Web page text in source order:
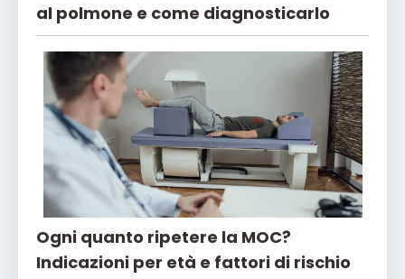
al polmone e come diagnosticarlo
Ogni quanto ripetere la MOC?
Indicazioni per età e fattori di rischio